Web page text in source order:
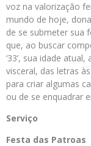
voz na valorização
mundo de hoje,
de se submeter sua
que, ao buscar
‘33’, sua idade
visceral, das letras
para criar algumas
ou de se enquadrar
Serviço
Festa das Patroas